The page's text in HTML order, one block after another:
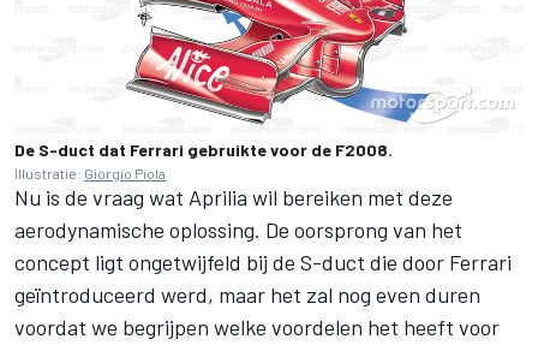
De S-duct dat Ferrari gebruikte voor de F2008.
Illustratie: Giorgio Piola
Nu is de vraag wat Aprilia wil bereiken met deze
aerodynamische oplossing. De oorsprong van het
concept ligt ongetwijfeld bij de S-duct die door Ferrari
geïntroduceerd werd, maar het zal nog even duren
voordat we begrijpen welke voordelen het heeft voor